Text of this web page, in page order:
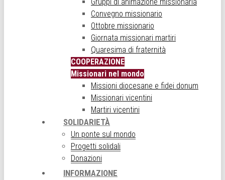
Gruppi di animazione missionaria
Convegno missionario
Ottobre missionario
Giornata missionari martiri
Quaresima di fraternità
COOPERAZIONE
Missionari nel mondo
Missioni diocesane e fidei donum
Missionari vicentini
Martiri vicentini
SOLIDARIETÀ
Un ponte sul mondo
Progetti solidali
Donazioni
INFORMAZIONE